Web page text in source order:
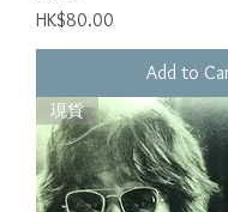
Price
HK$80.00
Add to
現貨